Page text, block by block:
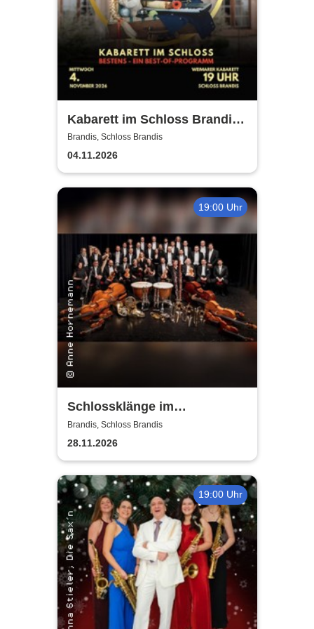
Kabarett im Schloss Brandis |
Weimarer Kabarett
Brandis, Schloss Brandis
04.11.2026
19:00 Uhr
Schlossklänge im
Kerzenschein -
Adventskonzert
Brandis, Schloss Brandis
28.11.2026
19:00 Uhr